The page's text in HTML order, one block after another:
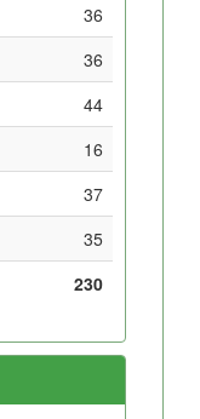
36
36
44
16
37
35
230